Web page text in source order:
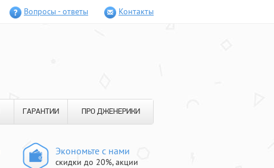
Вопросы - ответы Контакты
ГАРАНТИИ ПРО ДЖЕНЕРИКИ
Экономьте с нами
скидки до 20%, акции